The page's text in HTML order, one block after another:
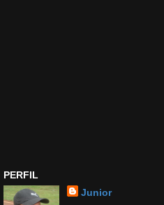
PERFIL
Junior